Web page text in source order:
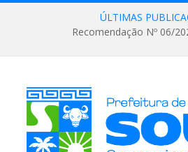
ÚLTIMAS
Recomendação Nº 06/